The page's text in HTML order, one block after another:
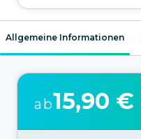
Allgemeine Informationen
ab15,90 €